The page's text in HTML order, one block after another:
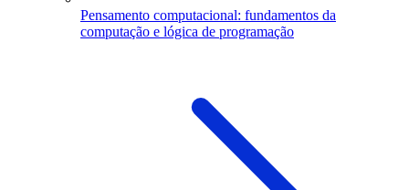
Pensamento computacional: fundamentos da
computação e lógica de programação